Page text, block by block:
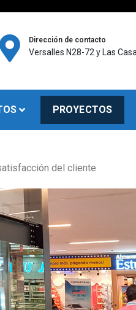
Dirección de contacto
Versalles N28-72 y Las
PROYECTOS
del cliente